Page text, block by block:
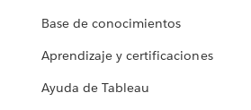
Base de conocimientos
Aprendizaje y certificaciones
Ayuda de Tableau